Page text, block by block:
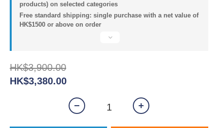
products) on selected categories
Free standard shipping: single purchase with a net value of
HK$1500 or above on order
HK$3,900.00
HK$3,380.00